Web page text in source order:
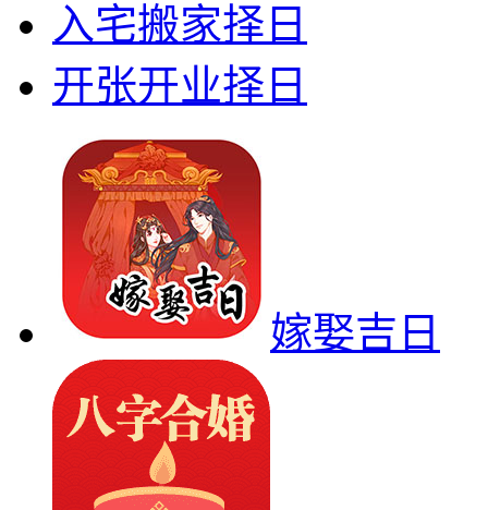
入宅搬家择日
开张开业择日
嫁娶吉日